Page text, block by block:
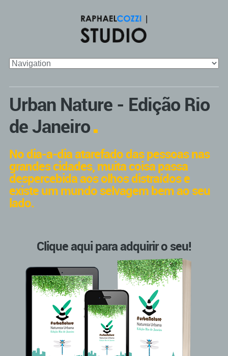
Urban Nature - Edição Rio
de Janeiro
No dia-a-dia atarefado das pessoas nas
grandes cidades, muita coisa passa
despercebida aos olhos distraídos e
existe um mundo selvagem bem ao seu
lado.
Cliqueaquipara adquirir o seu!